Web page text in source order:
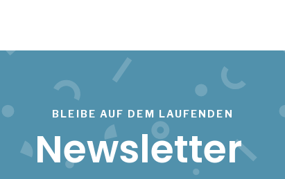
BLEIBE AUF DEM LAUFENDEN
Newsletter